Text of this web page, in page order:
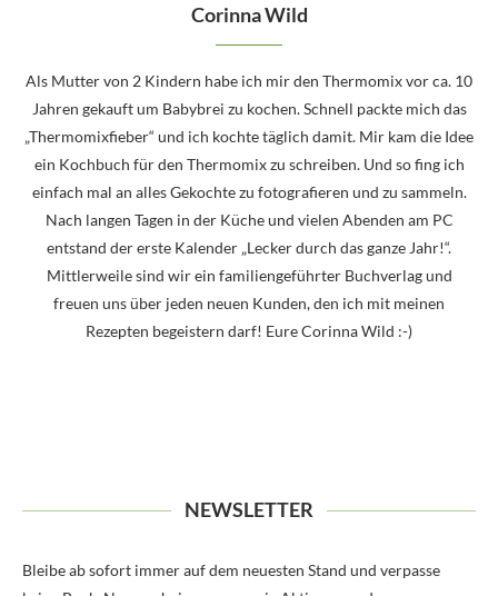
Corinna Wild
Als Mutter von 2 Kindern habe ich mir den Thermomix vor ca. 10
Jahren gekauft um Babybrei zu kochen. Schnell packte mich das
„Thermomixfieber“ und ich kochte täglich damit. Mir kam die Idee
ein Kochbuch für den Thermomix zu schreiben. Und so fing ich
einfach mal an alles Gekochte zu fotografieren und zu sammeln.
Nach langen Tagen in der Küche und vielen Abenden am PC
entstand der erste Kalender „Lecker durch das ganze Jahr!“.
Mittlerweile sind wir ein familiengeführter Buchverlag und
freuen uns über jeden neuen Kunden, den ich mit meinen
Rezepten begeistern darf! Eure Corinna Wild :-)
NEWSLETTER
Bleibe ab sofort immer auf dem neuesten Stand und verpasse